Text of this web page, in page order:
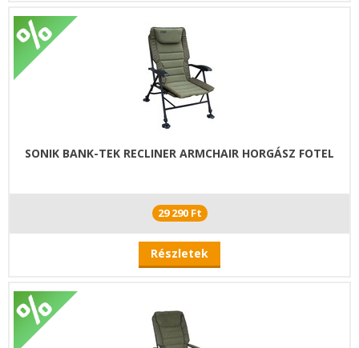
SONIK BANK-TEK RECLINER ARMCHAIR HORGÁSZ FOTEL
29 290 Ft
Részletek